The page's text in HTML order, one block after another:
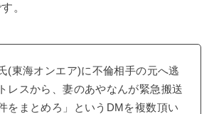
。
(東海オンエア)に不倫相手の元へ逃
レスから、妻のあやなんが緊急搬送
をまとめろ」というDMを複数頂い